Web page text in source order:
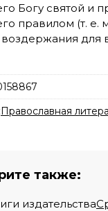
Богу святой и
правилом (т.
для
Православная
также:
издательства